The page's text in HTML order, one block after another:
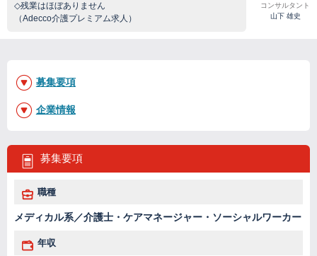
◇残業はほぼありません
（Adecco介護プレミアム求人）
コンサルタント
山下 雄史
募集要項
職種
メディカル系／介護士・ケアマネージャー・ソーシャルワーカー
年収
募集要項
企業情報